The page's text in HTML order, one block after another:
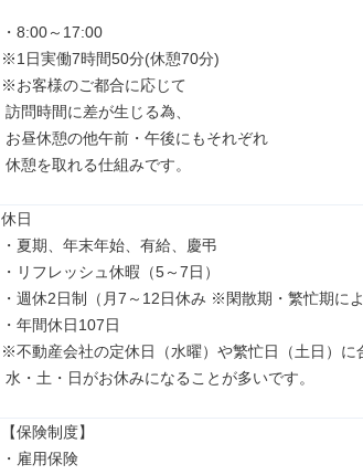
・8:00～17:00
※1日実働7時間50分(休憩70分)
※お客様のご都合に応じて
休憩を取れる仕組みです。
休日
・夏期、年末年始、有給、慶弔
・リフレッシュ休暇（5～7日）
・週休2日制（月7～12日休み ※閑散期・繁忙期によ
・年間休日107日
※不動産会社の定休日（水曜）や繁忙日（土日）に
水・土・日がお休みになることが多いです。
【保険制度】
・雇用保険